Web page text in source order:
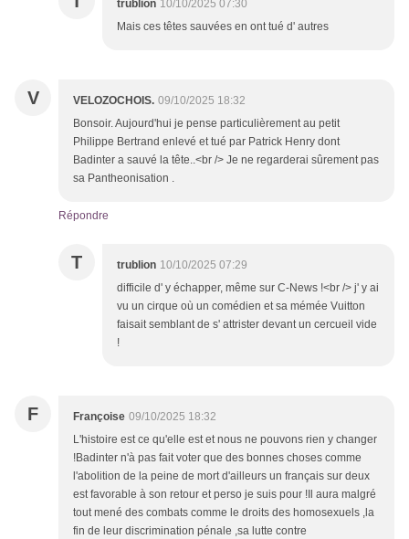
trublion 10/10/2025 07:30
Mais ces têtes sauvées en ont tué d' autres
V VELOZOCHOIS. 09/10/2025 18:32
Bonsoir. Aujourd'hui je pense particulièrement au petit
Philippe Bertrand enlevé et tué par Patrick Henry dont
Badinter a sauvé la tête..<br /> Je ne regarderai sûrement pas
sa Pantheonisation .
Répondre
T trublion 10/10/2025 07:29
difficile d' y échapper, même sur C-News !<br /> j' y ai
vu un cirque où un comédien et sa mémée Vuitton
faisait semblant de s' attrister devant un cercueil vide
!
F Françoise 09/10/2025 18:32
L'histoire est ce qu'elle est et nous ne pouvons rien y changer
!Badinter n'à pas fait voter que des bonnes choses comme
l'abolition de la peine de mort d'ailleurs un français sur deux
est favorable à son retour et perso je suis pour !Il aura malgré
tout mené des combats comme le droits des homosexuels ,la
fin de leur discrimination pénale ,sa lutte contre